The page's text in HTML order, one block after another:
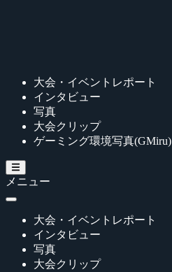
大会・イベントレポート
インタビュー
写真
大会クリップ
ゲーミング環境写真(GMiru)
メニュー
大会・イベントレポート
インタビュー
写真
大会クリップ